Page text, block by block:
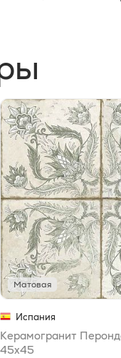
Матовая
Испания
Керамогранит
45x45